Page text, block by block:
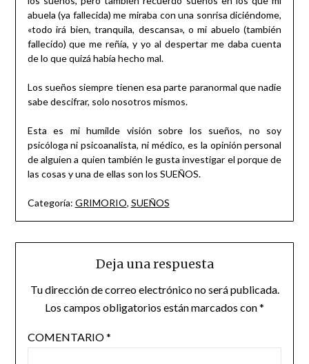
abuela (ya fallecida) me miraba con una sonrisa diciéndome,
«todo irá bien, tranquila, descansa», o mi abuelo (también
fallecido) que me reñía, y yo al despertar me daba cuenta
de lo que quizá había hecho mal.
Los sueños siempre tienen esa parte paranormal que nadie
sabe descifrar, solo nosotros mismos.
Esta es mi humilde visión sobre los sueños, no soy
psicóloga ni psicoanalista, ni médico, es la opinión personal
de alguien a quien también le gusta investigar el porque de
las cosas y una de ellas son los SUEÑOS.
Categoría: GRIMORIO, SUEÑOS
Deja una respuesta
Tu dirección de correo electrónico no será publicada.
Los campos obligatorios están marcados con*
COMENTARIO*